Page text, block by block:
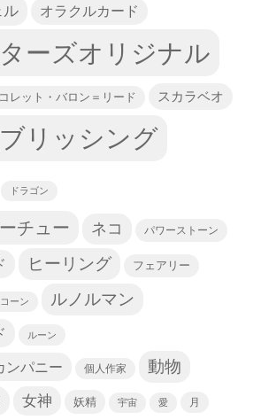
ル オラクルカード
ーズオリジナル
コレット・バロン＝リード スカラベオ
リッシング
ドラゴン
チュー ネコ パワーストーン
ヒーリング フェアリー
ーン ルノルマン
ルーン
ンパニー 個人作家 動物
女神 妖精 宇宙 愛 月